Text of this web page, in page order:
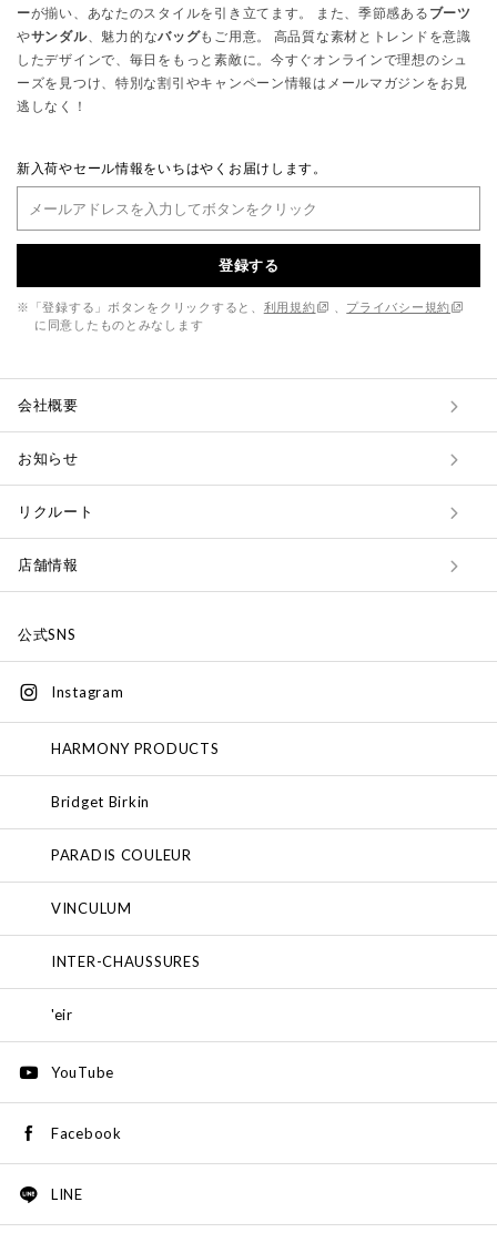
ーが揃い、あなたのスタイルを引き立てます。 また、季節感ある ブーツ
やサンダル、魅力的なバッグもご用意。 高品質な素材とトレンドを意識
したデザインで、毎日をもっと素敵に。今すぐオンラインで理想のシュ
ーズを見つけ、特別な割引やキャンペーン情報はメールマガジンをお見
逃しなく！
新入荷やセール情報をいちはやくお届けします。
登録する
※「登録する」ボタンをクリックすると、 利用規約
プライバシー規約
に同意したものとみなします
会社概要
お知らせ
リクルート
店舗情報
公式SNS
Instagram
HARMONY PRODUCTS
Bridget Birkin
PARADIS COULEUR
VINCULUM
INTER-CHAUSSURES
'eir
YouTube
Facebook
LINE